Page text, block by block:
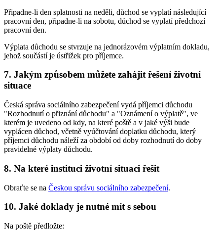
Připadne-li den splatnosti na neděli, důchod se vyplatí následující
pracovní den, připadne-li na sobotu, důchod se vyplatí předchozí
pracovní den.
Výplata důchodu se stvrzuje na jednorázovém výplatním dokladu,
jehož součástí je ústřižek pro příjemce.
7. Jakým způsobem můžete zahájit řešení životní
situace
Česká správa sociálního zabezpečení vydá příjemci důchodu
"Rozhodnutí o přiznání důchodu" a "Oznámení o výplatě", ve
kterém je uvedeno od kdy, na které poště a v jaké výši bude
vyplácen důchod, včetně vyúčtování doplatku důchodu, který
příjemci důchodu náleží za období od doby rozhodnutí do doby
pravidelné výplaty důchodu.
8. Na které instituci životní situaci řešit
Obraťte se na Českou správu sociálního zabezpečení.
10. Jaké doklady je nutné mít s sebou
Na poště předložte: